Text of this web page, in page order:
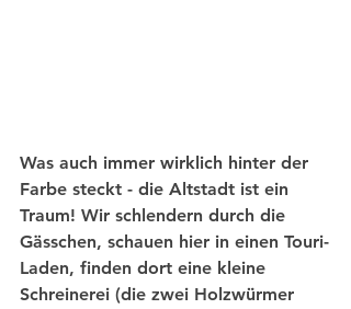
Was auch immer wirklich hinter der
Farbe steckt - die Altstadt ist ein
Traum! Wir schlendern durch die
Gässchen, schauen hier in einen Touri-
Laden, finden dort eine kleine
Schreinerei (die zwei Holzwürmer